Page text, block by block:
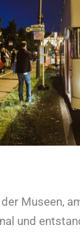
Museen,
und